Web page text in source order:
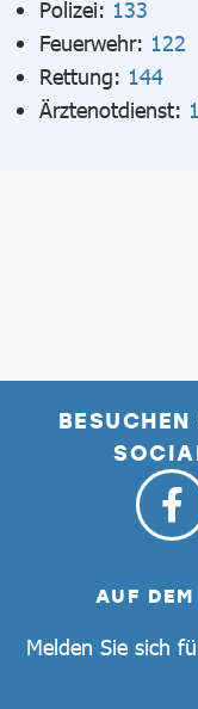
Polizei: 133
Feuerwehr: 122
Rettung: 144
Ärztenotdienst:
AUF
Melden Sie sich